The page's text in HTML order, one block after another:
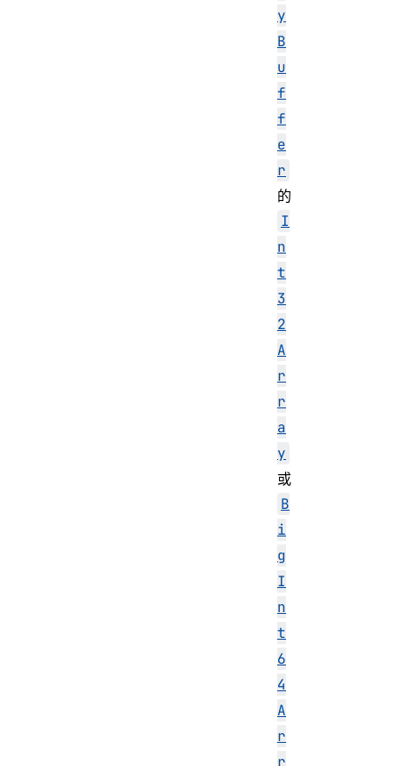
y
B
u
f
f
e
r
的
I
n
t
3
2
A
r
r
a
y
或
B
i
g
I
n
t
6
4
A
r
r